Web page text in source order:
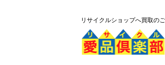
リサイクルショップへ買取の